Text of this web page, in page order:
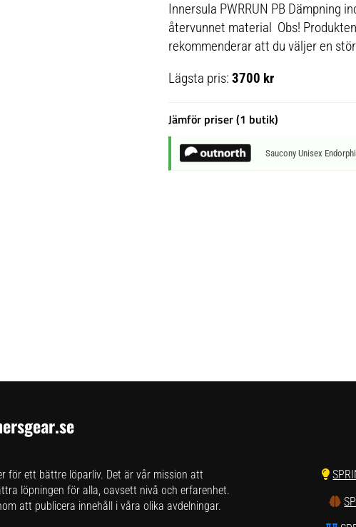
Innersula PWRRUN PB Dämpning
återvunnet material Obs!
rekommenderar att du väljer en
Lägsta pris: 3700 kr
Jämför priser (1 butik)
Saucony Unisex
för ett bättre löparliv. Det är vår mission att
löpningen för alla, oavsett nivå och erfarenhet.
att publicera innehåll i våra olika avdelningar.